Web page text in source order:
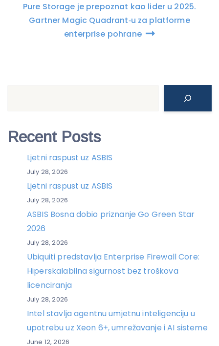
Pure Storage je prepoznat kao lider u 2025.
Gartner Magic Quadrant‑u za platforme
enterprise pohrane
Recent Posts
Ljetni raspust uz ASBIS
July 28, 2026
Ljetni raspust uz ASBIS
July 28, 2026
ASBIS Bosna dobio priznanje Go Green Star
2026
July 28, 2026
Ubiquiti predstavlja Enterprise Firewall Core:
Hiperskalabilna sigurnost bez troškova
licenciranja
July 28, 2026
Intel stavlja agentnu umjetnu inteligenciju u
upotrebu uz Xeon 6+, umrežavanje i AI sisteme
June 12, 2026